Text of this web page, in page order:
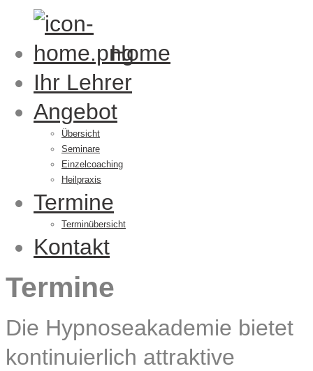
Home
Ihr Lehrer
Angebot
Übersicht
Seminare
Einzelcoaching
Heilpraxis
Termine
Terminübersicht
Kontakt
Termine
Die Hypnoseakademie bietet
kontinuierlich attraktive